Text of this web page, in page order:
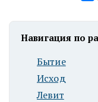
Навигация по
Бытие
Исход
Левит